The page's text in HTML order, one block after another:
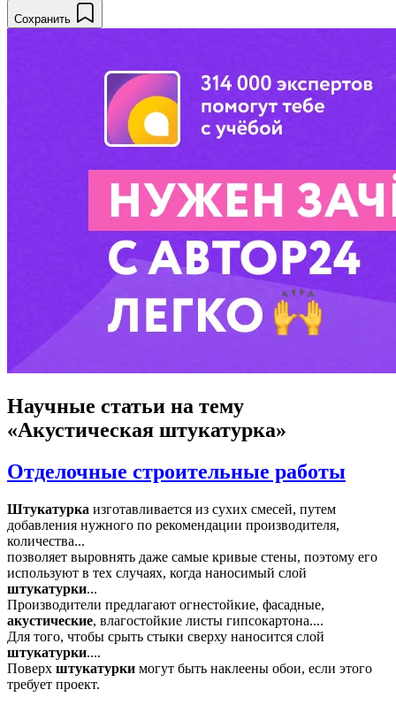
Сохранить
Научные статьи на тему
«Акустическая штукатурка»
Отделочные строительные работы
Штукатурка изготавливается из сухих смесей, путем
добавления нужного по рекомендации производителя,
количества...
позволяет выровнять даже самые кривые стены, поэтому его
используют в тех случаях, когда наносимый слой
штукатурки...
Производители предлагают огнестойкие, фасадные,
акустические, влагостойкие листы гипсокартона....
Для того, чтобы срыть стыки сверху наносится слой
штукатурки....
Поверх штукатурки могут быть наклеены обои, если этого
требует проект.